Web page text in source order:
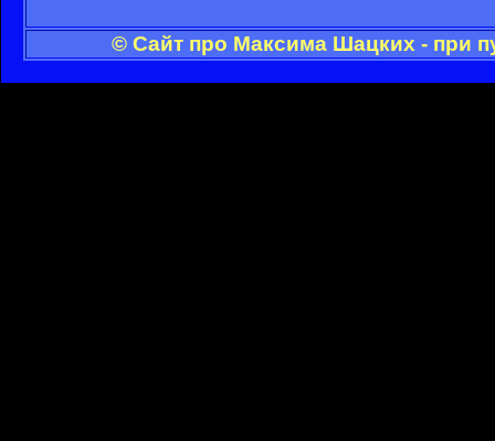
© Сайт про Максима Шацких - при